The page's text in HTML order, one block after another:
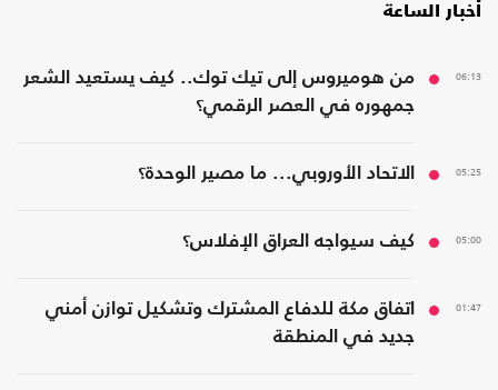
أخبار الساعة
06:13
من هوميروس إلى تيك توك.. كيف يستعيد الشعر
جمهوره في العصر الرقمي؟
05:25 الاتحاد الأوروبي... ما مصير الوحدة؟
05:00 كيف سيواجه العراق الإفلاس؟
01:47
اتفاق مكة للدفاع المشترك وتشكيل توازن أمني
جديد في المنطقة